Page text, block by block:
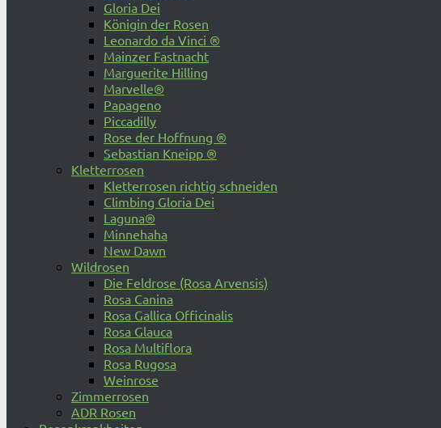
Gloria Dei
Königin der Rosen
Leonardo da Vinci ®
Mainzer Fastnacht
Marguerite Hilling
Marvelle®
Papageno
Piccadilly
Rose der Hoffnung ®
Sebastian Kneipp ®
Kletterrosen
Kletterrosen richtig schneiden
Climbing Gloria Dei
Laguna®
Minnehaha
New Dawn
Wildrosen
Die Feldrose (Rosa Arvensis)
Rosa Canina
Rosa Gallica Officinalis
Rosa Glauca
Rosa Multiflora
Rosa Rugosa
Weinrose
Zimmerrosen
ADR Rosen